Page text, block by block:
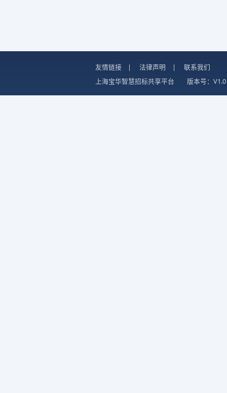
友情链接 | 法律声明 |
联系我们
上海宝华智慧招标共享平台
版本号：V1.0